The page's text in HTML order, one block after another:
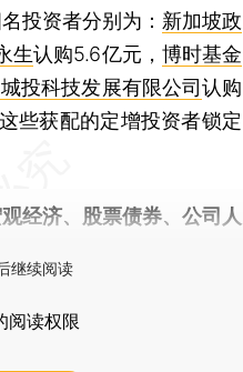
投资者分别为： 新加坡政
生认购5.6亿元， 博时基金
投科技发展有限公司认购
些获配的定增投资者锁定
经济、股票债券、公司人
继续阅读
阅读权限